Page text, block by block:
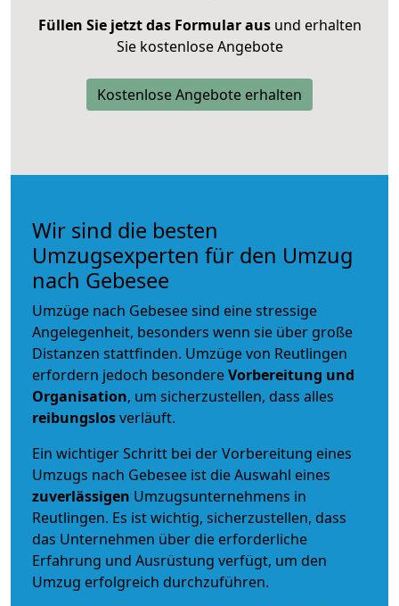
Füllen Sie jetzt das Formular ausund erhalten
Sie kostenlose Angebote
Kostenlose Angebote erhalten
Wir sind die besten
Umzugsexperten für den Umzug
nach Gebesee
Umzüge nach Gebesee sind eine stressige
Angelegenheit, besonders wenn sie über große
Distanzen stattfinden. Umzüge von Reutlingen
erfordern jedoch besondereVorbereitung und
Organisation, um sicherzustellen, dass alles
reibungslosverläuft.
Ein wichtiger Schritt bei der Vorbereitung eines
Umzugs nach Gebesee ist die Auswahl eines
zuverlässigen Umzugsunternehmens in
Reutlingen. Es ist wichtig, sicherzustellen, dass
das Unternehmen über die erforderliche
Erfahrung und Ausrüstung verfügt, um den
Umzug erfolgreich durchzuführen.